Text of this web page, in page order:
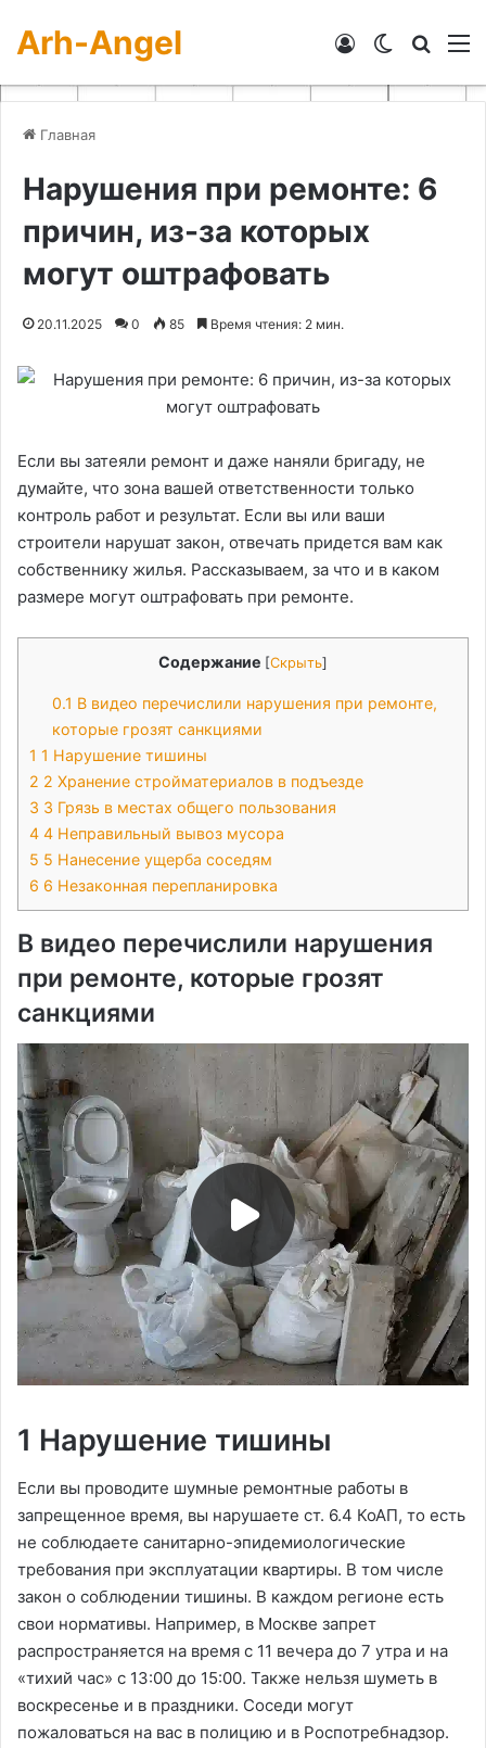
Arh-Angel Switch skin
Войти
Главная
Нарушения при ремонте: 6
причин, из-за которых
могут оштрафовать
20.11.2025 0 85 Время чтения: 2 мин.
Если вы затеяли ремонт и даже наняли бригаду, не
думайте, что зона вашей ответственности только
контроль работ и результат. Если вы или ваши
строители нарушат закон, отвечать придется вам как
собственнику жилья. Рассказываем, за что и в каком
размере могут оштрафовать при ремонте.
Содержание [Скрыть]
0.1 В видео перечислили нарушения при ремонте,
которые грозят санкциями
1 1 Нарушение тишины
2 2 Хранение стройматериалов в подъезде
3 3 Грязь в местах общего пользования
4 4 Неправильный вывоз мусора
5 5 Нанесение ущерба соседям
6 6 Незаконная перепланировка
В видео перечислили нарушения
при ремонте, которые грозят
санкциями
1 Нарушение тишины
Если вы проводите шумные ремонтные работы в
запрещенное время, вы нарушаете ст. 6.4 КоАП, то есть
не соблюдаете санитарно-эпидемиологические
требования при эксплуатации квартиры. В том числе
закон о соблюдении тишины. В каждом регионе есть
свои нормативы. Например, в Москве запрет
распространяется на время с 11 вечера до 7 утра и на
«тихий час» с 13:00 до 15:00. Также нельзя шуметь в
воскресенье и в праздники. Соседи могут
пожаловаться на вас в полицию и в Роспотребнадзор.